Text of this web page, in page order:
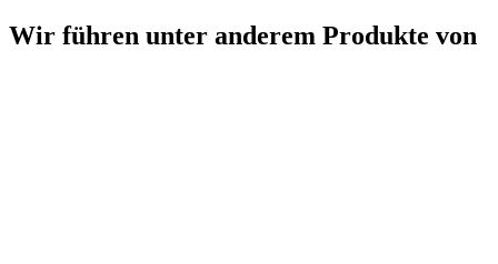
Wir führen unter anderem Produkte von